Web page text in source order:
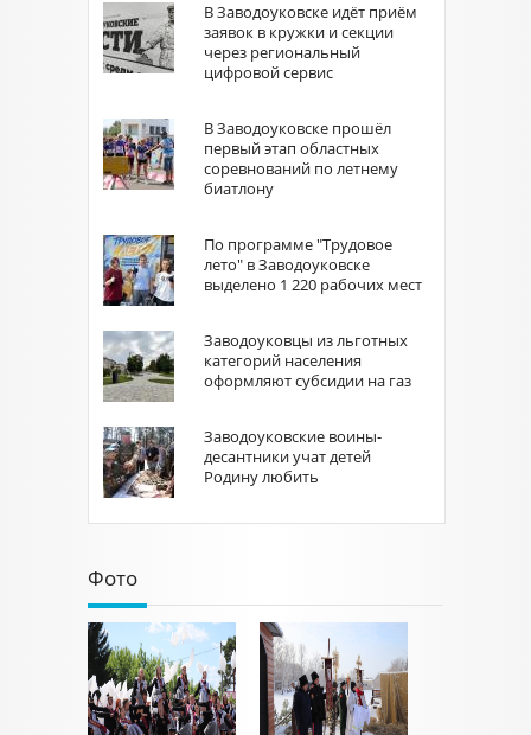
В Заводоуковске идёт приём
заявок в кружки и секции
через региональный
цифровой сервис
В Заводоуковске прошёл
первый этап областных
соревнований по летнему
биатлону
По программе "Трудовое
лето" в Заводоуковске
выделено 1 220 рабочих мест
Заводоуковцы из льготных
категорий населения
оформляют субсидии на газ
Заводоуковские воины-
десантники учат детей
Родину любить
Фото